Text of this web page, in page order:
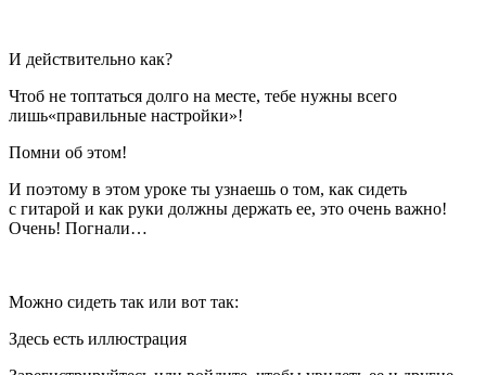
И действительно как?
Чтоб не топтаться долго на месте, тебе нужны всего
лишь«правильные настройки»!
Помни об этом!
И поэтому в этом уроке ты узнаешь о том, как сидеть
с гитарой и как руки должны держать ее, это очень важно!
Очень! Погнали…
Можно сидеть так или вот так:
Здесь есть иллюстрация